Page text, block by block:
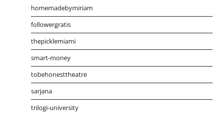
homemadebymiriam
followergratis
thepicklemiami
smart-money
tobehonesttheatre
sarjana
trilogi-university